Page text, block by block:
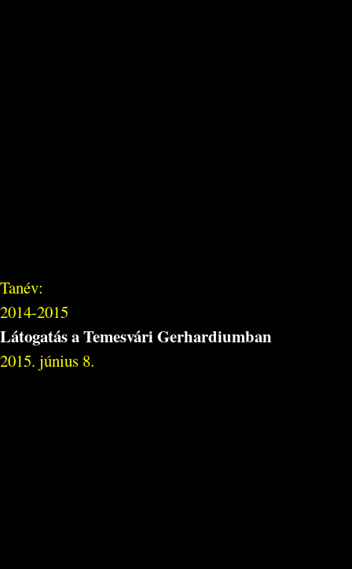
Tanév:
2014-2015
Látogatás a Temesvári Gerhardiumban
2015. június 8.